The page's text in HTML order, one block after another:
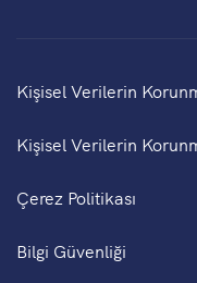
Kişisel Verilerin
Kişisel Verilerin
Çerez Politikası
Bilgi Güvenliği